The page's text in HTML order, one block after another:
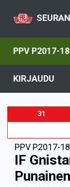
PPV P2017-18
KIRJAUDU
31
PPV P2017-18
IF
Punainen